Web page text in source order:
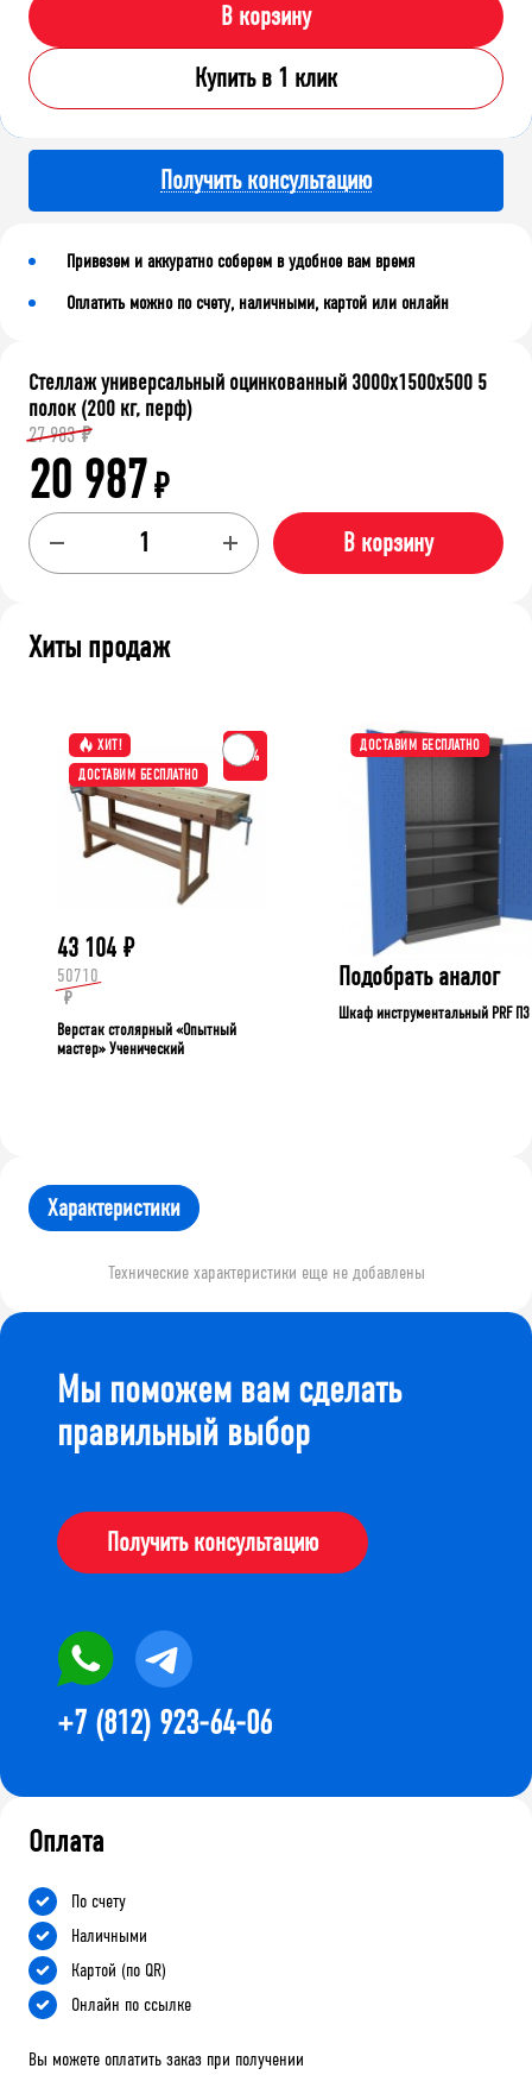
В корзину
Купить в 1 клик
Получить консультацию
Привезем и аккуратно соберем в удобное вам время
Оплатить можно по счету, наличными, картой или онлайн
Стеллаж универсальный оцинкованный 3000x1500x500 5
полок (200 кг, перф)
27 983 ₽
20 987₽
В корзину
Хиты продаж
ХИТ!
ДОСТАВИМ БЕСПЛАТНО
-15%
43 104 ₽
50710
₽
Верстак столярный «Опытный
мастер» Ученический
ДОСТАВИМ БЕСПЛАТНО
Подобрать аналог
Шкаф инструментальный PRF П3
Характеристики
Технические характеристики еще не добавлены
Мы поможем вам сделать
правильный выбор
Получить консультацию
+7 (812) 923-64-06
Оплата
По счету
Наличными
Картой (по QR)
Онлайн по ссылке
Вы можете оплатить заказ при получении